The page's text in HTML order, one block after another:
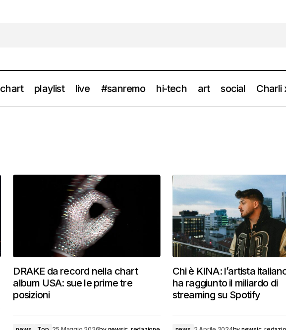
chart playlist live #sanremo hi-tech art social Charli
DRAKE da record nella chart
album USA: sue le prime tre
posizioni
Chi è KINA: l’artista
ha raggiunto il miliardo di
streaming su Spotify